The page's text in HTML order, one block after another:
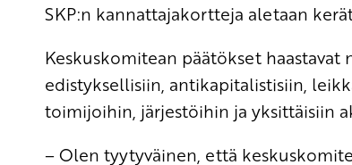
SKP:n kannattajakortteja aletaan
Keskuskomitean päätökset haastavat
edistyksellisiin, antikapitalistisiin,
toimijoihin, järjestöihin ja yksittäisiin
– Olen tyytyväinen, että